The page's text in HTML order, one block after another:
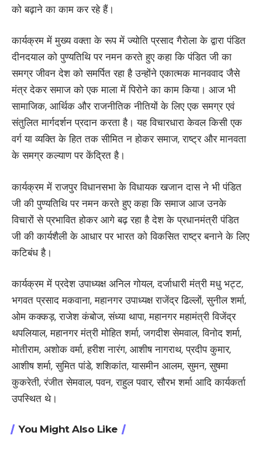
को बढ़ाने का काम कर रहे हैं।
कार्यक्रम में मुख्य वक्ता के रूप में ज्योति प्रसाद गैरोला के द्वारा पंडित
दीनदयाल को पुण्यतिथि पर नमन करते हुए कहा कि पंडित जी का
समग्र जीवन देश को समर्पित रहा है उन्होंने एकात्मक मानववाद जैसे
मंत्र देकर समाज को एक माला में पिरोने का काम किया। आज भी
सामाजिक, आर्थिक और राजनीतिक नीतियों के लिए एक समग्र एवं
संतुलित मार्गदर्शन प्रदान करता है। यह विचारधारा केवल किसी एक
वर्ग या व्यक्ति के हित तक सीमित न होकर समाज, राष्ट्र और मानवता
के समग्र कल्याण पर केंद्रित है।
कार्यक्रम में राजपुर विधानसभा के विधायक खजान दास ने भी पंडित
जी की पुण्यतिथि पर नमन करते हुए कहा कि समाज आज उनके
विचारों से प्रभावित होकर आगे बढ़ रहा है देश के प्रधानमंत्री पंडित
जी की कार्यशैली के आधार पर भारत को विकसित राष्ट्र बनाने के लिए
कटिबंध है।
कार्यक्रम में प्रदेश उपाध्यक्ष अनिल गोयल, दर्जाधारी मंत्री मधु भट्ट,
भगवत प्रसाद मकवाना, महानगर उपाध्यक्ष राजेंद्र ढिल्लों, सुनील शर्मा,
ओम कक्कड़, राजेश कंबोज, संध्या थापा, महानगर महामंत्री विजेंद्र
थपलियाल, महानगर मंत्री मोहित शर्मा, जगदीश सेमवाल, विनोद शर्मा,
मोतीराम, अशोक वर्मा, हरीश नारंग, आशीष नागराथ, प्रदीप कुमार,
आशीष शर्मा, सुमित पांडे, शशिकांत, यासमीन आलम, सुमन, सुषमा
कुकरेती, रंजीत सेमवाल, पवन, राहुल पवार, सौरभ शर्मा आदि कार्यकर्ता
उपस्थित थे।
You Might Also Like